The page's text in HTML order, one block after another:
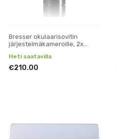
Bresser okulaarisovitin
järjestelmäkameroille, 2x
Heti saatavilla
€210.00